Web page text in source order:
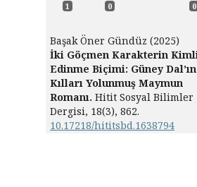
1 0 0
Başak Öner Gündüz (2025)
İki Göçmen Karakterin
Edinme Biçimi: Güney Dal’ın
Kılları Yolunmuş Maymun
Romanı. Hitit Sosyal Bilimler
Dergisi, 18(3), 862.
10.17218/hititsbd.1638794